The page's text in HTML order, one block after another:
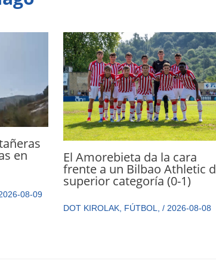
en
08-09
El Amorebieta da la cara
frente a un Bilbao Athletic
superior categoría (0-1)
DOT KIROLAK, FÚTBOL, / 2026-08-08